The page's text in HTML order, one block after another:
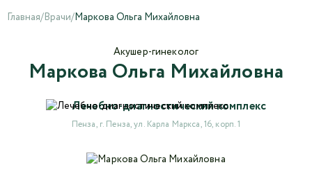
Главная/Врачи/Маркова Ольга Михайловна
Маркова Ольга Михайловна
Лечебно-диагностический комплекс
Пенза, г. Пенза, ул. Карла Маркса, 16, корп. 1
Акушер-гинеколог
Текст отзыва*
Ваша оценка